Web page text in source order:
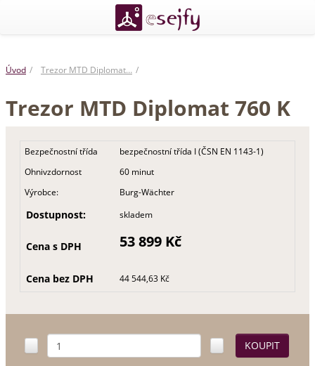
Úvod Trezor MTD Diplomat…
Trezor MTD Diplomat 760 K
Bezpečnostní třída
bezpečnostní třída I (ČSN EN 1143-1)
Ohnivzdornost
60 minut
Výrobce:
Burg-Wächter
Dostupnost: skladem
Cena s DPH 53 899 Kč
Cena bez DPH 44 544,63 Kč